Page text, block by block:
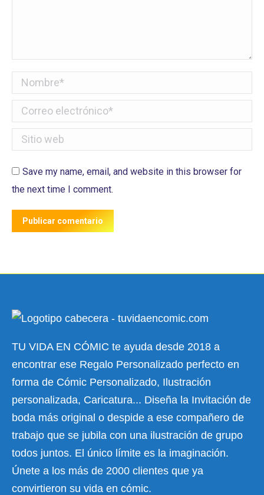
Nombre *
Correo electrónico *
Sitio web
Save my name, email, and website in this browser for
the next time I comment.
Publicar comentario
TU VIDA EN CÓMIC te ayuda desde 2018 a
encontrar ese Regalo Personalizado perfecto en
forma de Cómic Personalizado, Ilustración
personalizada, Caricatura... Diseña la Invitación de
boda más original o despide a ese compañero de
trabajo que se jubila con una ilustración de grupo
todos juntos. El único límite es la imaginación.
Únete a los más de 2000 clientes que ya
convirtieron su vida en cómic.